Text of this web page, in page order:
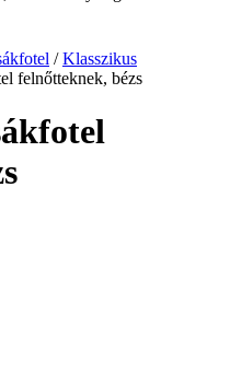
/Klasszikus
felnőtteknek, bézs